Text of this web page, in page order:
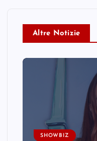
Altre Notizie
SHOWBIZ